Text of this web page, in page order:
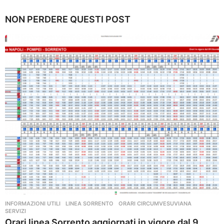
n
g
o
NON PERDERE QUESTI POST
INFORMAZIONI UTILI ,LINEA SORRENTO ,ORARI CIRCUMVESUVIANA
SERVIZI